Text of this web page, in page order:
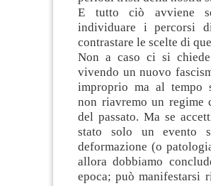
E tutto ciò avviene
individuare i percorsi
contrastare le scelte di
Non a caso ci si
vivendo un nuovo
improprio ma al tempo
non riavremo un regime
del passato. Ma se
stato solo un evento
deformazione (o
allora dobbiamo
epoca; può manifestarsi